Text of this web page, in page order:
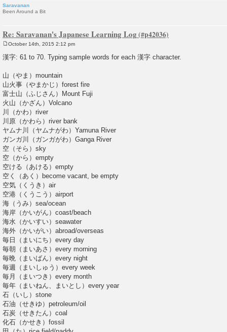
Saravanan
Been Around a Bit
Re: Saravanan's Japanese Learning Log
o
s
October 14th, 2015 2:12 pm
漢字: 61 to 70. Typing sample words for each 漢字 character.
山（やま）mountain
山火事（やまかじ）forest fire
富士山（ふじさん）Mount Fuji
火山（かざん）Volcano
川（かわ）river
川原（かわら）river bank
ヤムナ川（ヤムナがわ）Yamuna River
ガンガ川（ガンガがわ）Ganga River
空（そら）sky
空（から）empty
空ける（あける）empty
空く（あく）become vacant, be empty
空気（くうき）air
空港（くうこう）airport
海（うみ）sea/ocean
海岸（かいがん）coast/beach
海水（かいすい）seawater
海外（かいがい）abroad/overseas
毎日（まいにち）every day
毎朝（まいあさ）every morning
毎晩（まいばん）every night
毎週（まいしゅう）every week
毎月（まいつき）every month
毎年（まいねん、まいとし）every year
石（いし）stone
石油（せきゆ）petroleum/oil
石炭（せきたん）coal
化石（かせき）fossil